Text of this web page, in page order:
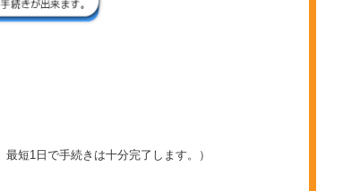
短1日で手続きは十分完了します。）